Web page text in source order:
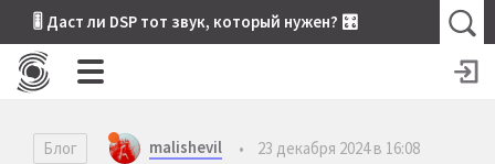
🎚 Даст ли DSP тот звук, который нужен? 🎛
Блог malishevil •
23 декабря 2024 в 16:08